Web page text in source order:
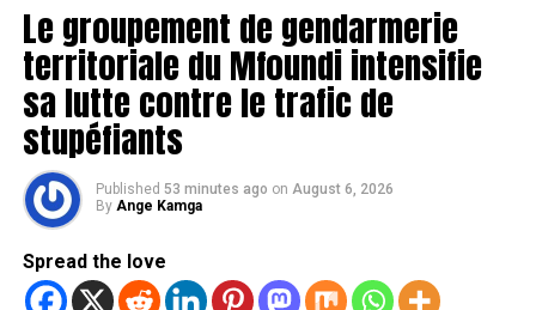
Le groupement de gendarmerie
territoriale du Mfoundi intensifie
sa lutte contre le trafic de
stupéfiants
Published 53 minutes ago on August 6, 2026
By Ange Kamga
Spread the love